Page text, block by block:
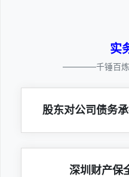
实
————千锤百
股东对公司债务
深圳财产保